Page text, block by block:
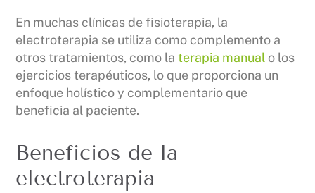
En muchas clínicas de fisioterapia, la
electroterapia se utiliza como complemento a
otros tratamientos, como laterapia manual o los
ejercicios terapéuticos, lo que proporciona un
enfoque holístico y complementario que
beneficia al paciente.
Beneficios de la
electroterapia